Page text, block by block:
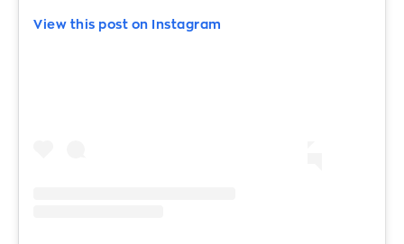
View this post on Instagram